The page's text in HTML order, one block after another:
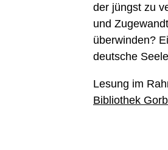
der jüngst zu
und
überwinden?
deutsche
Lesung im
Bibliothek